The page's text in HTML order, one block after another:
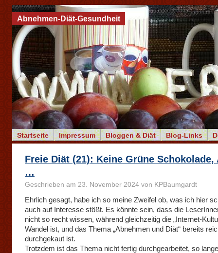
Startseite Impressum Bloggen & Diät Blog-Links
Abnehmen-Diät-Gesundheit
Freie Diät (21): Keine Grüne Schokolade,
…
Geschrieben am 23. November 2024 von KPBaumgardt
Ehrlich gesagt, habe ich so meine Zweifel ob, was ich hier
auch auf Interesse stößt. Es könnte sein, dass die
nicht so recht wissen, während gleichzeitig die „Internet-
Wandel ist, und das Thema „Abnehmen und Diät“ bereits
durchgekaut ist.
Trotzdem ist das Thema nicht fertig durchgearbeitet, so